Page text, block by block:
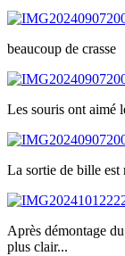
beaucoup de crasse
Les souris ont aimé
La sortie de bille est
Après démontage
plus clair...